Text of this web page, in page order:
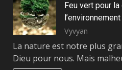
Feu vert pour
l’environnement
Vyvyan
La nature est notre plus
Dieu pour nous. Mais